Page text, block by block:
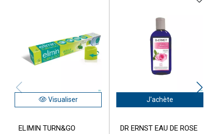
Visualiser
ELIMIN TURN&GO
J'achète
DR ERNST EAU DE ROSE